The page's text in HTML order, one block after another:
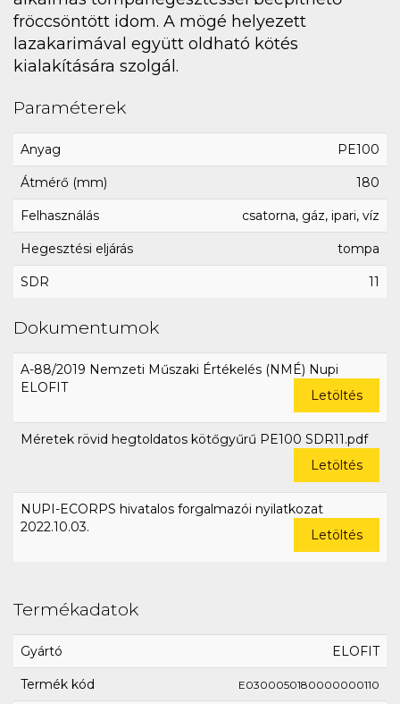
fröccsöntött idom. A mögé helyezett
lazakarimával együtt oldható kötés
kialakítására szolgál.
Paraméterek
Anyag PE100
Átmérő (mm) 180
Felhasználás csatorna, gáz, ipari, víz
Hegesztési eljárás tompa
SDR 11
Dokumentumok
A-88/2019 Nemzeti Műszaki Értékelés (NMÉ) Nupi
ELOFIT
Letöltés
Méretek rövid hegtoldatos kötőgyűrű PE100 SDR11.pdf
Letöltés
NUPI-ECORPS hivatalos forgalmazói nyilatkozat
2022.10.03.
Letöltés
Termékadatok
Gyártó ELOFIT
Termék kód E0300050180000000110